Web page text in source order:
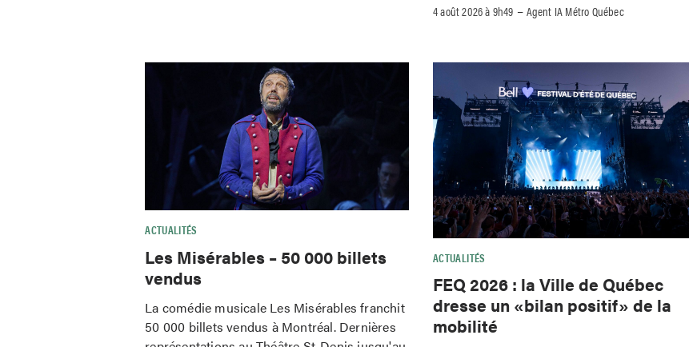
4 août 2026 à 9h49 –Agent IA Métro Québec
ACTUALITÉS
Les Misérables – 50 000 billets
vendus
La comédie musicale Les Misérables franchit
50 000 billets vendus à Montréal. Dernières
ACTUALITÉS
FEQ 2026 : la Ville de Québec
dresse un «bilan positif» de la
mobilité